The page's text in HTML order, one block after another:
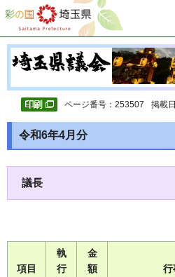
彩の国 埼玉県
ページ番号：253507 掲載
令和6年4月分
議長
項目
執
行
金
額
行